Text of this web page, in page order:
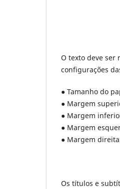
O texto deve ser
configurações
● Tamanho do
● Margem
● Margem
● Margem
● Margem
Os títulos e